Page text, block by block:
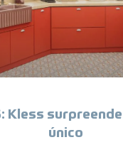
Kless
único